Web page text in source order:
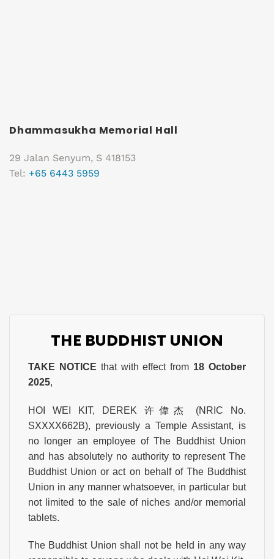
Dhammasukha Memorial Hall
29 Jalan Senyum, S 418153
Tel: +65 6443 5959
THE BUDDHIST UNION
TAKE NOTICE that with effect from 18 October
2025,
HOI WEI KIT, DEREK 许偉杰 (NRIC No.
SXXXX662B), previously a Temple Assistant, is
no longer an employee of The Buddhist Union
and has absolutely no authority to represent The
Buddhist Union or act on behalf of The Buddhist
Union in any manner whatsoever, in particular but
not limited to the sale of niches and/or memorial
tablets.
The Buddhist Union shall not be held in any way